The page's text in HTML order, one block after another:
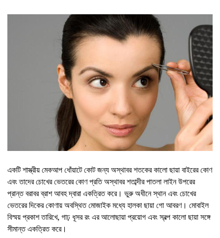
একটি শাস্ত্রীয় মেকআপ ধোঁয়াটে কোট জন্য অস্থাবর শতকের কালো ছায়া বাইরের কোণ
এবং তাদের চোখের ভেতরের কোণ প্রতি অস্থাবর শতাব্দীর পাতলা লাইন উপরের
প্রান্ত বরাবর ব্রাশ আবহ দ্বারা একত্রিত করে। ভুরু অধীনে স্থান এবং চোখের
ভেতরের দিকের কোণায় অবস্থিত মোজাইক মধ্যে হালকা ছায়া গো আবরণ। মোবাইল
বিস্ময় প্রকাশ তারিখে, গাঢ় ধূসর রং এর আলোছায়া প্রয়োগ এবং স্বল্প কালো ছায়া সঙ্গে
সীমান্ত একত্রিত করে।